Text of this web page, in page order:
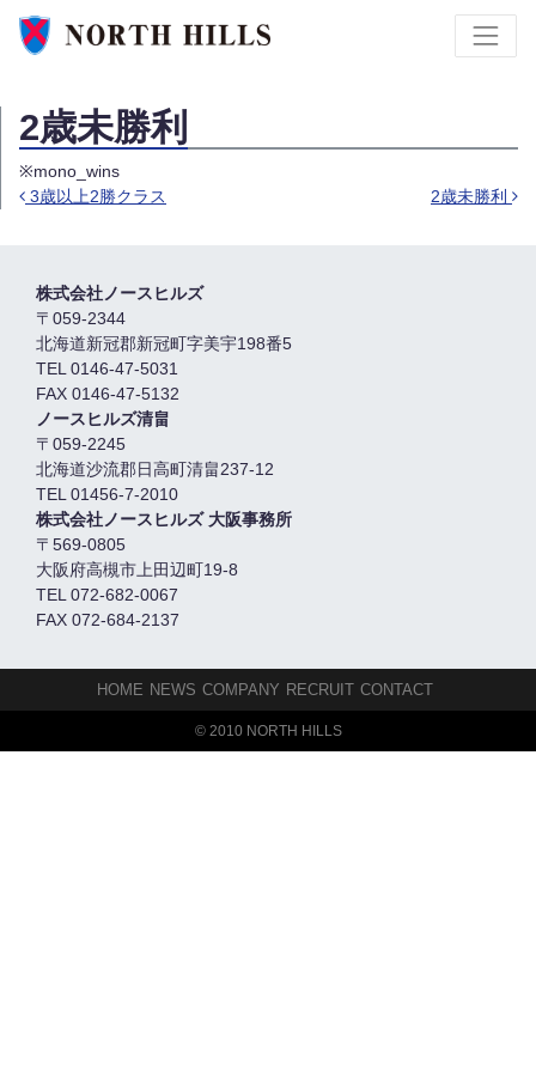
2歳未勝利
※mono_wins
3歳以上2勝クラス 2歳未勝利
株式会社ノースヒルズ
〒059-2344
北海道新冠郡新冠町字美宇198番5
TEL 0146-47-5031
FAX 0146-47-5132
ノースヒルズ清畠
〒059-2245
北海道沙流郡日高町清畠237-12
TEL 01456-7-2010
株式会社ノースヒルズ 大阪事務所
〒569-0805
大阪府高槻市上田辺町19-8
TEL 072-682-0067
FAX 072-684-2137
HOME NEWS COMPANY RECRUIT CONTACT
© 2010 NORTH HILLS